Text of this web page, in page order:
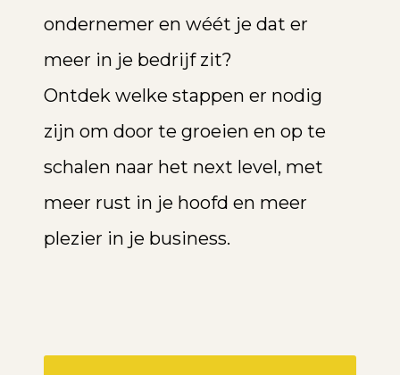
ondernemer en wéét je dat er
meer in je bedrijf zit?
Ontdek welke stappen er nodig
zijn om door te groeien en op te
schalen naar het next level, met
meer rust in je hoofd en meer
plezier in je business.